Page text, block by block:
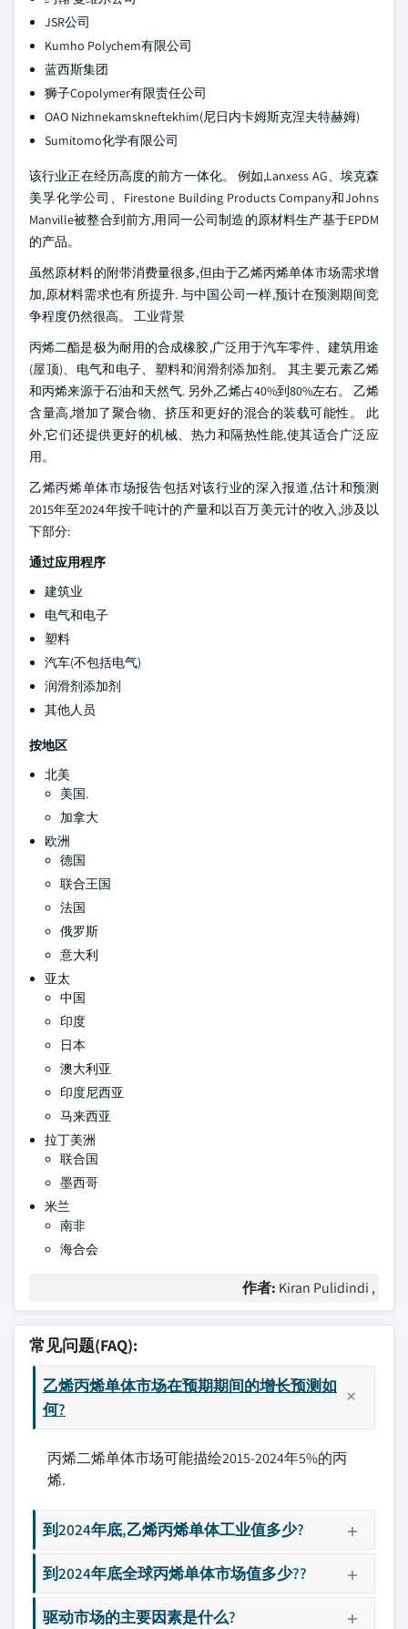
JSR公司
Kumho Polychem有限公司
蓝西斯集团
狮子Copolymer有限责任公司
OAO Nizhnekamskneftekhim(尼日内卡姆斯克涅夫特赫姆)
Sumitomo化学有限公司
该行业正在经历高度的前方一体化。 例如,Lanxess AG、埃克森
美孚化学公司、Firestone Building Products Company和Johns
Manville被整合到前方,用同一公司制造的原材料生产基于EPDM
的产品。
虽然原材料的附带消费量很多,但由于乙烯丙烯单体市场需求增
加,原材料需求也有所提升. 与中国公司一样,预计在预测期间竞
争程度仍然很高。
工业背景
丙烯二酯是极为耐用的合成橡胶,广泛用于汽车零件、建筑用途
(屋顶)、电气和电子、塑料和润滑剂添加剂。 其主要元素乙烯
和丙烯来源于石油和天然气. 另外,乙烯占40%到80%左右。 乙烯
含量高,增加了聚合物、挤压和更好的混合的装载可能性。 此
外,它们还提供更好的机械、热力和隔热性能,使其适合广泛应
用。
乙烯丙烯单体市场报告包括对该行业的深入报道,估计和预测
2015年至2024年按千吨计的产量和以百万美元计的收入,涉及以
下部分:
通过应用程序
建筑业
电气和电子
塑料
汽车(不包括电气)
润滑剂添加剂
其他人员
按地区
北美
美国.
加拿大
欧洲
德国
联合王国
法国
俄罗斯
意大利
亚太
中国
印度
日本
澳大利亚
印度尼西亚
马来西亚
拉丁美洲
联合国
墨西哥
米兰
南非
海合会
作者: Kiran Pulidindi ,
常见问题(FAQ):
乙烯丙烯单体市场在预期期间的增长预测如
何?
丙烯二烯单体市场可能描绘2015-2024年5%的丙
烯.
到2024年底,乙烯丙烯单体工业值多少?
到2024年底全球丙烯单体市场值多少??
驱动市场的主要因素是什么?